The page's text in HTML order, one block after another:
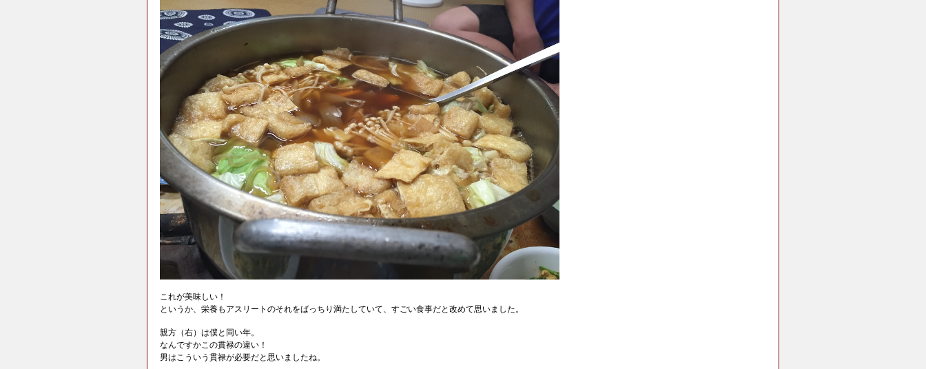
これが美味しい！
というか、栄養もアスリートのそれをばっちり満たしていて、すごい食事だと改めて思いました。
親方（右）は僕と同い年。
なんですかこの貫禄の違い！
男はこういう貫禄が必要だと思いましたね。